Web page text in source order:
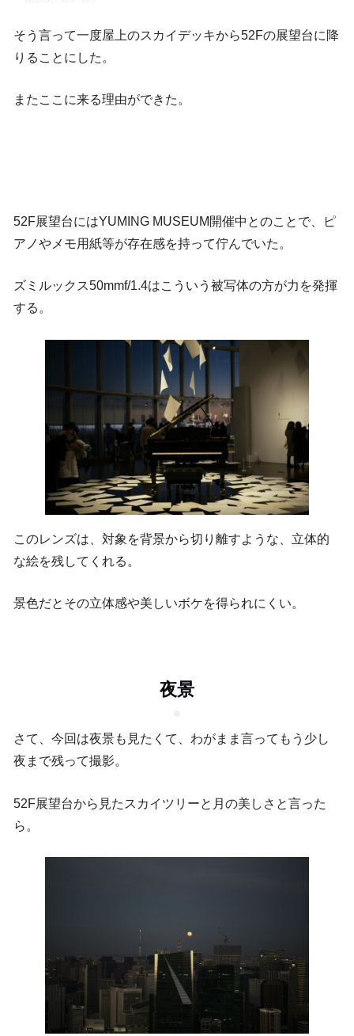
そう言って一度屋上のスカイデッキから52Fの展望台に降
りることにした。
またここに来る理由ができた。
52F展望台にはYUMING MUSEUM開催中とのことで、ピ
アノやメモ用紙等が存在感を持って佇んでいた。
ズミルックス50mmf/1.4はこういう被写体の方が力を発揮
する。
このレンズは、対象を背景から切り離すような、立体的
な絵を残してくれる。
景色だとその立体感や美しいボケを得られにくい。
夜景
さて、今回は夜景も見たくて、わがまま言ってもう少し
夜まで残って撮影。
52F展望台から見たスカイツリーと月の美しさと言った
ら。